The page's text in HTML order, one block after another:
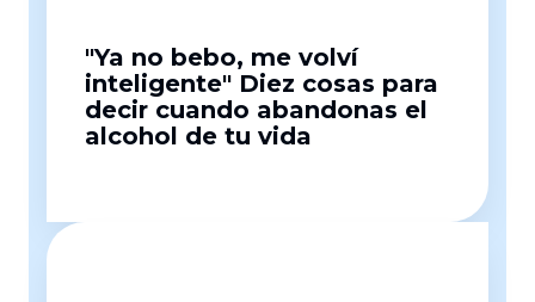
"Ya no bebo, me volví
inteligente" Diez cosas para
decir cuando abandonas el
alcohol de tu vida